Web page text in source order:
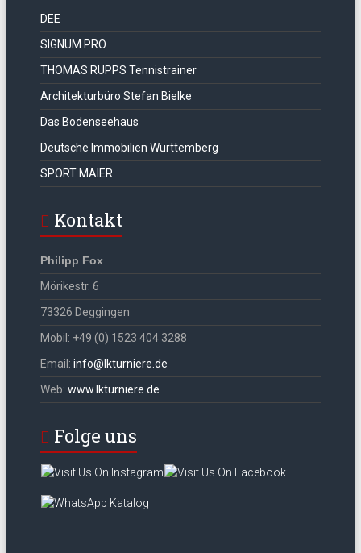
DEE
SIGNUM PRO
THOMAS RUPPS Tennistrainer
Architekturbüro Stefan Bielke
Das Bodenseehaus
Deutsche Immobilien Württemberg
SPORT MAIER
Kontakt
Philipp Fox
Mörikestr. 6
73326 Deggingen
Mobil: +49 (0) 1523 404 3288
Email: info@lkturniere.de
Web: www.lkturniere.de
Folge uns